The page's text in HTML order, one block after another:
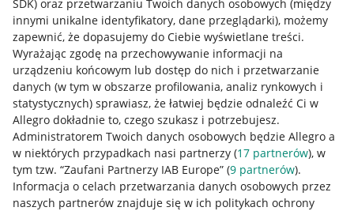
SDK) oraz przetwarzaniu Twoich danych osobowych (między
innymi unikalne identyfikatory, dane przeglądarki), możemy
zapewnić, że dopasujemy do Ciebie wyświetlane treści.
Wyrażając zgodę na przechowywanie informacji na
urządzeniu końcowym lub dostęp do nich i przetwarzanie
danych (w tym w obszarze profilowania, analiz rynkowych i
statystycznych) sprawiasz, że łatwiej będzie odnaleźć Ci w
Allegro dokładnie to, czego szukasz i potrzebujesz.
Administratorem Twoich danych osobowych będzie Allegro a
w niektórych przypadkach nasi partnerzy (17 partnerów), w
tym tzw. “Zaufani Partnerzy IAB Europe” (9 partnerów).
Informacja o celach przetwarzania danych osobowych przez
naszych partnerów znajduje się w ich politykach ochrony
Przydatne informacje